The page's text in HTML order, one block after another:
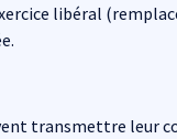
libéral
transmettre leur